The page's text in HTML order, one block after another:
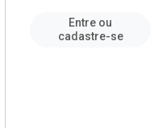
Entre ou
cadastre-se